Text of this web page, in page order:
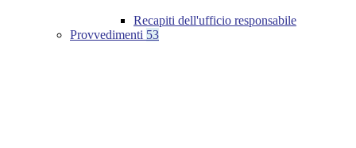
Recapiti dell'ufficio responsabile
Provvedimenti 53